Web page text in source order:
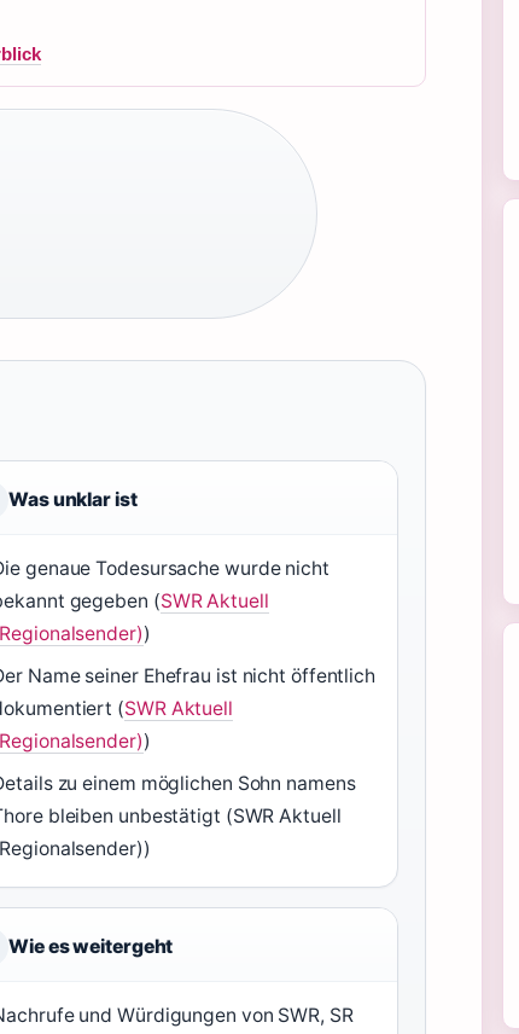
Was unklar ist
genaue Todesursache wurde nicht
gegeben (SWR Aktuell
)
Name seiner Ehefrau ist nicht öffentlich
(SWR Aktuell
)
zu einem möglichen Sohn namens
bleiben unbestätigt (SWR Aktuell
Wie es weitergeht
und Würdigungen von SWR, SR